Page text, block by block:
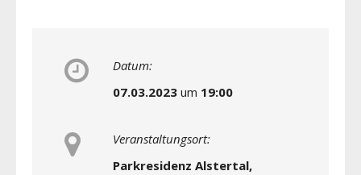
Datum:
07.03.2023 um 19:00
Veranstaltungsort:
Parkresidenz Alstertal,